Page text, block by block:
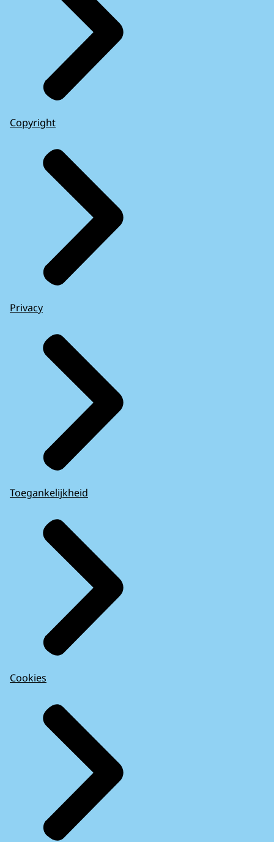
Copyright
Privacy
Toegankelijkheid
Cookies